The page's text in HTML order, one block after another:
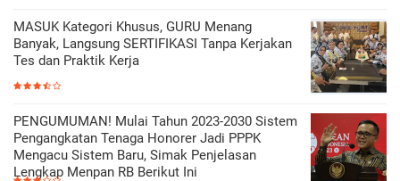
MASUK Kategori Khusus, GURU Menang
Banyak, Langsung SERTIFIKASI Tanpa Kerjakan
Tes dan Praktik Kerja
PENGUMUMAN! Mulai Tahun 2023-2030 Sistem
Pengangkatan Tenaga Honorer Jadi PPPK
Mengacu Sistem Baru, Simak Penjelasan
Lengkap Menpan RB Berikut Ini